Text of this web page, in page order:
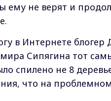
ему не верят и
в Интернете
Сипягина тот
спилено не 8
что на